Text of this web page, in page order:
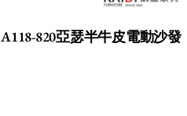
A118-820亞瑟半牛皮電動沙發